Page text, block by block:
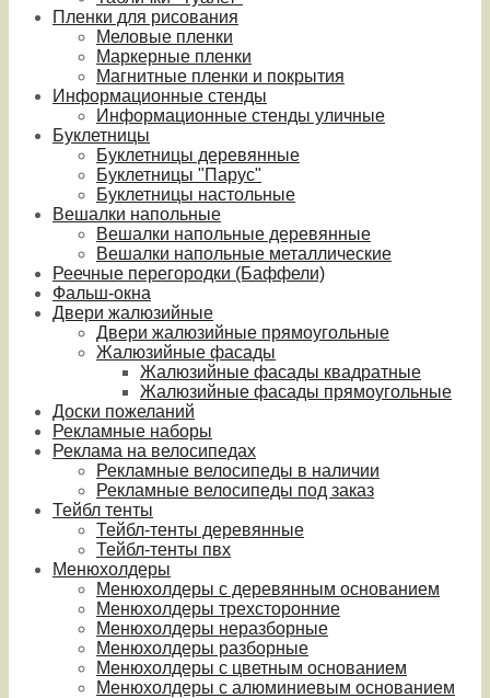
Пленки для рисования
Меловые пленки
Маркерные пленки
Магнитные пленки и покрытия
Информационные стенды
Информационные стенды уличные
Буклетницы
Буклетницы деревянные
Буклетницы "Парус"
Буклетницы настольные
Вешалки напольные
Вешалки напольные деревянные
Вешалки напольные металлические
Реечные перегородки (Баффели)
Фальш-окна
Двери жалюзийные
Двери жалюзийные прямоугольные
Жалюзийные фасады
Жалюзийные фасады квадратные
Жалюзийные фасады прямоугольные
Доски пожеланий
Рекламные наборы
Реклама на велосипедах
Рекламные велосипеды в наличии
Рекламные велосипеды под заказ
Тейбл тенты
Тейбл-тенты деревянные
Тейбл-тенты пвх
Менюхолдеры
Менюхолдеры с деревянным основанием
Менюхолдеры трехсторонние
Менюхолдеры неразборные
Менюхолдеры разборные
Менюхолдеры с цветным основанием
Менюхолдеры с алюминиевым основанием